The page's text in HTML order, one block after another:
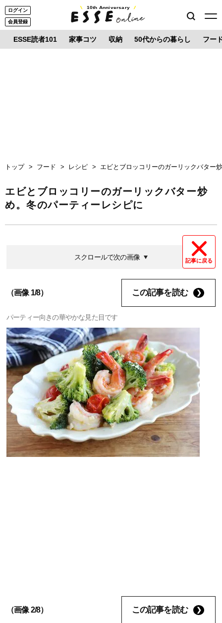
ログイン
会員登録
10th Anniversary
ESSE読者101 家事コツ 収納 50代からの暮らし フー
トップ フード レシピ エビとブロッコリーのガーリックバター
エビとブロッコリーのガーリックバター炒
め。冬のパーティーレシピに
記事に戻る
スクロールで次の画像
（画像 1/8） この記事を読む
パーティー向きの華やかな見た目です
（画像 2/8） この記事を読む